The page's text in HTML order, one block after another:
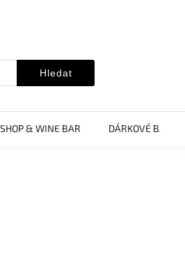
Hledat
SHOP & WINE BAR DÁRKOVÉ BALÍČKY